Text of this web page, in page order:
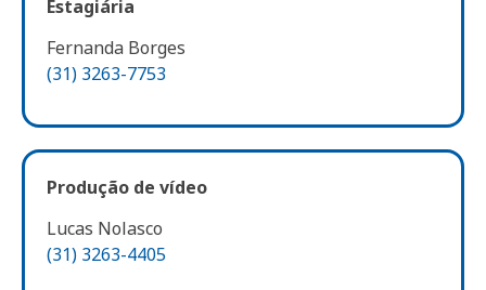
Estagiária
Fernanda Borges
(31) 3263-7753
Produção de vídeo
Lucas Nolasco
(31) 3263-4405